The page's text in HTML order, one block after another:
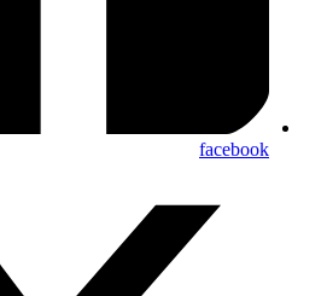
facebook